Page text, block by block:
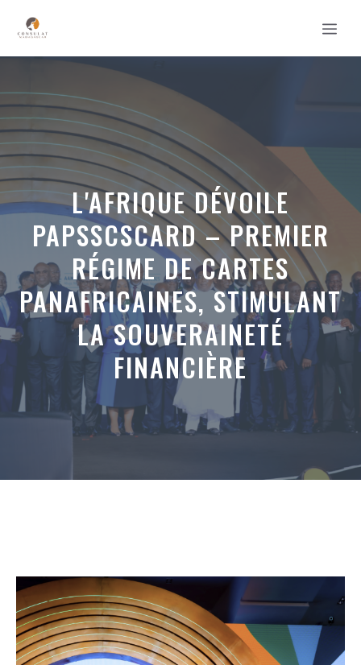
contenu
L'AFRIQUE DÉVOILE
PAPSSCSCARD – PREMIER
RÉGIME DE CARTES
PANAFRICAINES, STIMULANT
LA SOUVERAINETÉ
FINANCIÈRE